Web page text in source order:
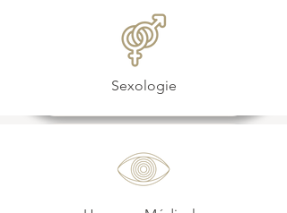
Sexologie